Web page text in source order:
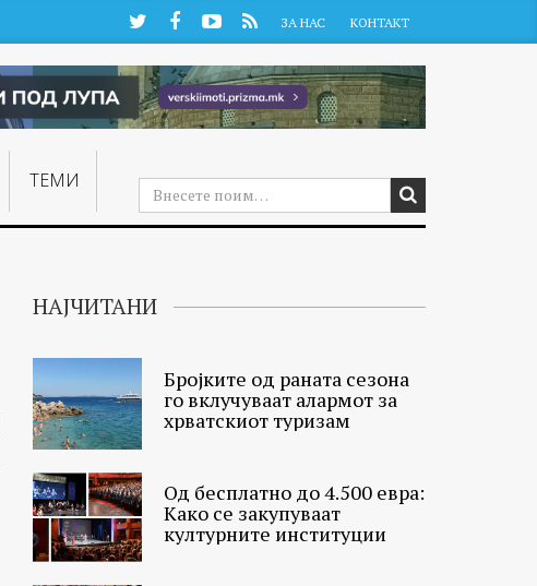
TwitterFacebookYouTube
RSS ЗА НАС КОНТАКТ
ТЕМИ
НАЈЧИТАНИ
Бројките од раната сезона
го вклучуваат алармот за
хрватскиот туризам
Од бесплатно до 4.500 евра:
Како се закупуваат
културните институции